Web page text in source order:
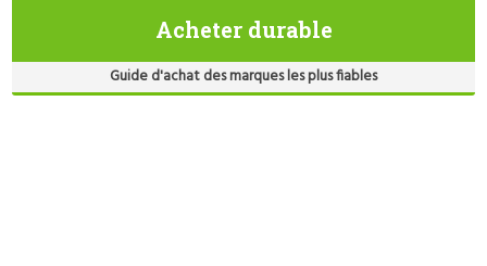
Acheter durable
Guide d'achat des marques les plus fiables